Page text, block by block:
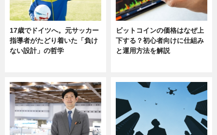
17歳でドイツへ。元サッカー
指導者がたどり着いた「負け
ない設計」の哲学
ビットコインの価格はなぜ上
下する？初心者向けに仕組み
と運用方法を解説